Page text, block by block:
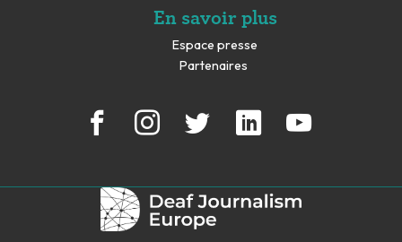
En savoir plus
Espace presse
Partenaires